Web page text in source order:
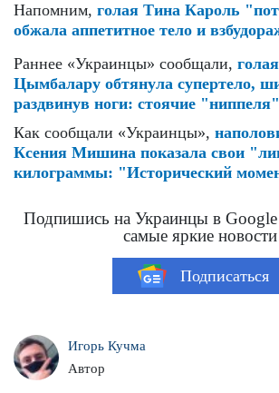
Напомним, голая Тина Кароль
обжала аппетитное тело и
Раннее «Украинцы» сообщали,
Цымбалару обтянула супертело,
раздвинув ноги: стоячие
Как сообщали «Украинцы»,
Ксения Мишина показала свои
килограммы: "Исторический
Подпишись на Украинцы в
самые яркие
Подписаться
Игорь Кучма
Автор